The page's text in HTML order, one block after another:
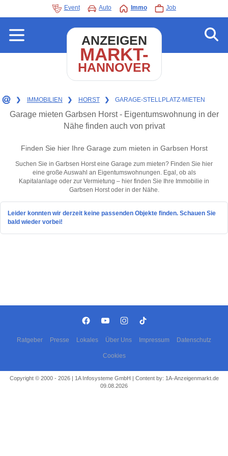
Event Auto Immo Job
ANZEIGEN
MARKT-
HANNOVER
❯ IMMOBILIEN ❯ HORST ❯ GARAGE-STELLPLATZ-MIETEN
Garage mieten Garbsen Horst - Eigentumswohnung in der
Nähe finden auch von privat
Finden Sie hier Ihre Garage zum mieten in Garbsen Horst
Suchen Sie in Garbsen Horst eine Garage zum mieten? Finden Sie hier
eine große Auswahl an Eigentumswohnungen. Egal, ob als
Kapitalanlage oder zur Vermietung – hier finden Sie Ihre Immobilie in
Garbsen Horst oder in der Nähe.
Leider konnten wir derzeit keine passenden Objekte finden. Schauen Sie
bald wieder vorbei!
Ratgeber Presse Lokales Über Uns Impressum Datenschutz
Cookies
Copyright © 2000 - 2026 | 1A Infosysteme GmbH | Content by: 1A-Anzeigenmarkt.de
09.08.2026